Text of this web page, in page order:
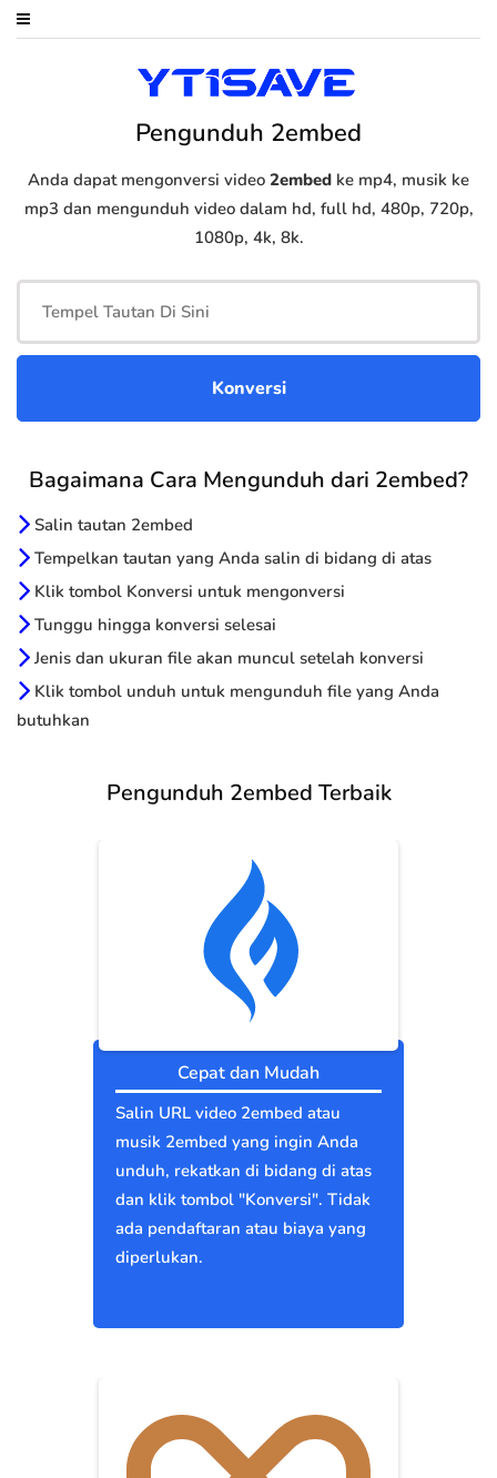
Pengunduh 2embed
Anda dapat mengonversi video 2embed ke mp4, musik ke
mp3 dan mengunduh video dalam hd, full hd, 480p, 720p,
1080p, 4k, 8k.
Bagaimana Cara Mengunduh dari 2embed?
Salin tautan 2embed
Tempelkan tautan yang Anda salin di bidang di atas
Klik tombol Konversi untuk mengonversi
Tunggu hingga konversi selesai
Jenis dan ukuran file akan muncul setelah konversi
Klik tombol unduh untuk mengunduh file yang Anda
butuhkan
Pengunduh 2embed Terbaik
Cepat dan Mudah
Salin URL video 2embed atau
musik 2embed yang ingin Anda
unduh, rekatkan di bidang di atas
dan klik tombol "Konversi". Tidak
ada pendaftaran atau biaya yang
diperlukan.